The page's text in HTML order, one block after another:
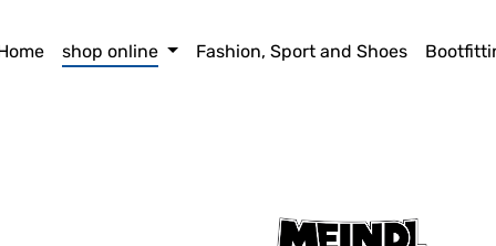
shop online Fashion, Sport and Shoes